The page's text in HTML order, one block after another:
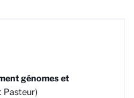
génomeset
Pasteur)